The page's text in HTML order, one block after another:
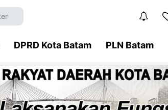
DPRD Kota Batam PLN Batam